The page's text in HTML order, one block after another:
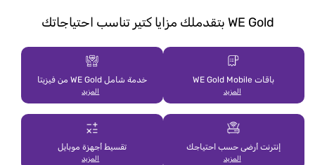
WE Gold بتقدملك مزايا كتير تناسب احتياجاتك
باقات WE Gold Mobile
المزيد
خدمة شامل WE Gold من فيزيتا
المزيد
إنترنت أرضى حسب احتياجك
المزيد
تقسيط أجهزة موبايل
المزيد